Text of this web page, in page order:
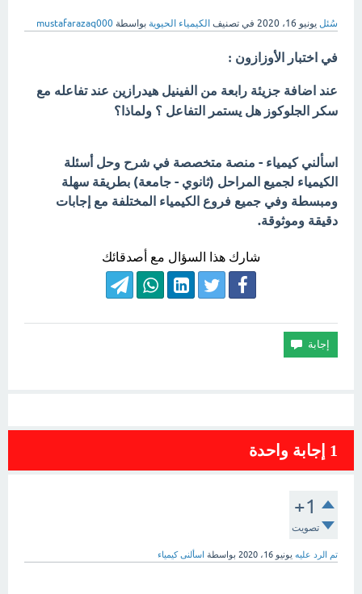
سُئل يونيو 16، 2020 في تصنيف الكيمياء الحيوية بواسطة mustafarazaq000
في اختبار الأوزازون :
عند اضافة جزيئة رابعة من الفينيل هيدرازين عند تفاعله مع
سكر الجلوكوز هل يستمر التفاعل ؟ ولماذا؟
اسألني كيمياء - منصة متخصصة في شرح وحل أسئلة
الكيمياء لجميع المراحل (ثانوي - جامعة) بطريقة سهلة
ومبسطة وفي جميع فروع الكيمياء المختلفة مع إجابات
دقيقة وموثوقة.
شارك هذا السؤال مع أصدقائك
1 إجابة واحدة
+1
تصويت
تم الرد عليه يونيو 16، 2020 بواسطة اسألنى كيمياء